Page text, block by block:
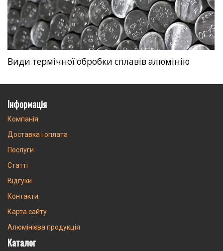
Види термічної обробки сплавів алюмінію
Інформація
Компанія
Доставка і оплата
Послуги
Статті
Відгуки
Контакти
Карта сайту
Алюмінієва продукція
Каталог